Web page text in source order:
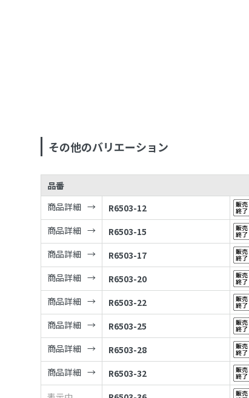
その他のバリエーション
品番
商品詳細
R6503-12
商品詳細
R6503-15
商品詳細
R6503-17
商品詳細
R6503-20
商品詳細
R6503-22
商品詳細
R6503-25
商品詳細
R6503-28
商品詳細
R6503-32